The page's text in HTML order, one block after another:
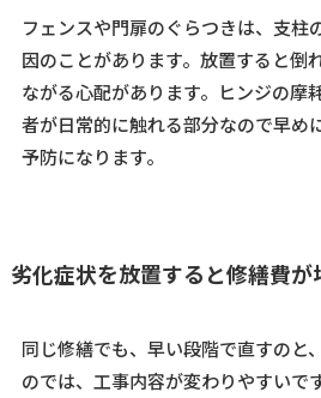
フェンスや門扉のぐらつきは、支柱
因のことがあります。放置すると倒
ながる心配があります。ヒンジの摩
者が日常的に触れる部分なので早め
予防になります。
劣化症状を放置すると修繕費が
同じ修繕でも、早い段階で直すのと
のでは、工事内容が変わりやすいで